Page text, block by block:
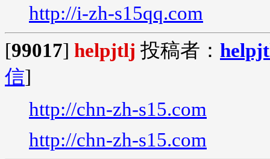
http://i-zh-s15qq.com
[99017] helpjtlj 投稿者：
信]
http://chn-zh-s15.com
http://chn-zh-s15.com